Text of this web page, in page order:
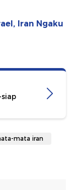
Iran Ngaku
mata iran